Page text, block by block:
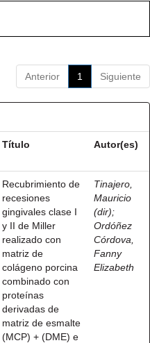
Anterior 1 Siguiente
Título Autor(es)
Recubrimiento de
recesiones
gingivales clase I
y II de Miller
realizado con
matriz de
colágeno porcina
combinado con
proteínas
derivadas de
matriz de esmalte
(MCP) + (DME) e
Tinajero,
Mauricio
(dir);
Ordóñez
Córdova,
Fanny
Elizabeth